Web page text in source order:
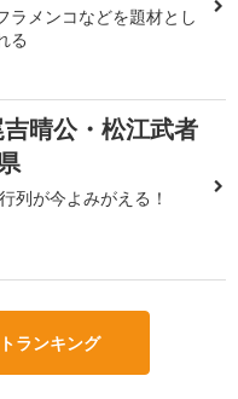
ラメンコなどを題材とし
る
晴公・松江武者
列が今よみがえる！
ランキング